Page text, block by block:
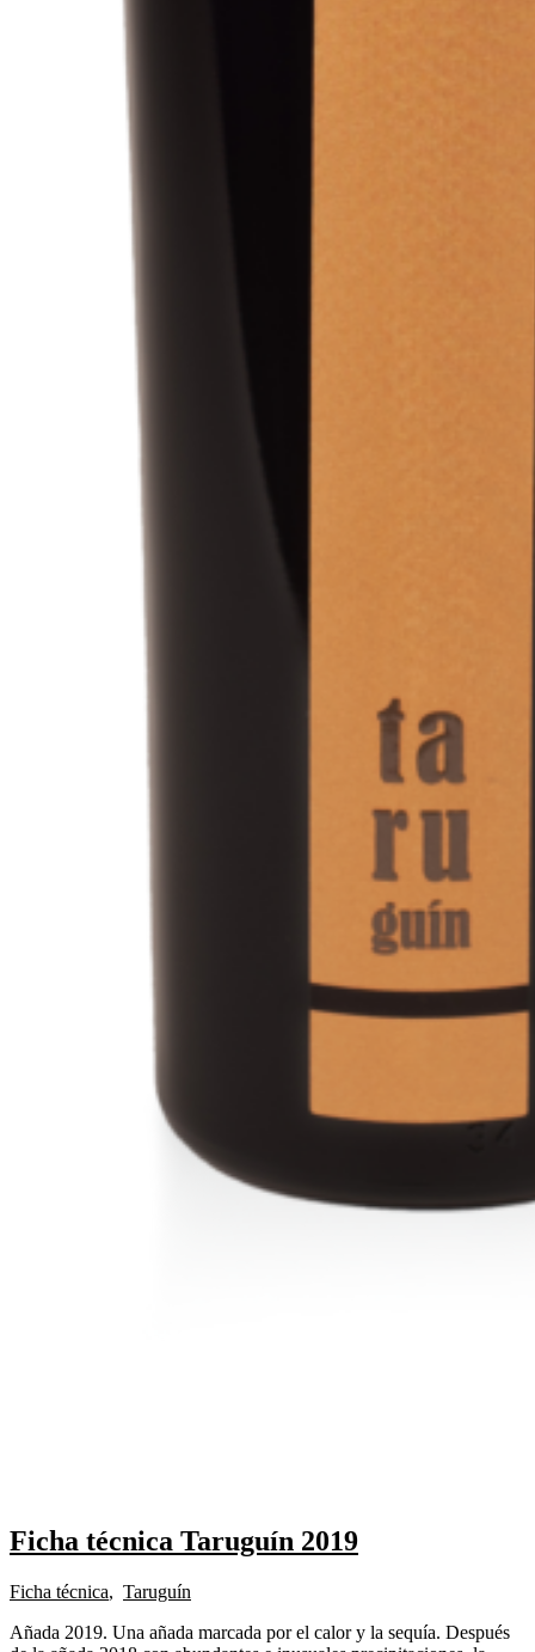
Ficha técnica Taruguín 2019
Ficha técnica, Taruguín
Añada 2019. Una añada marcada por el calor y la sequía. Después